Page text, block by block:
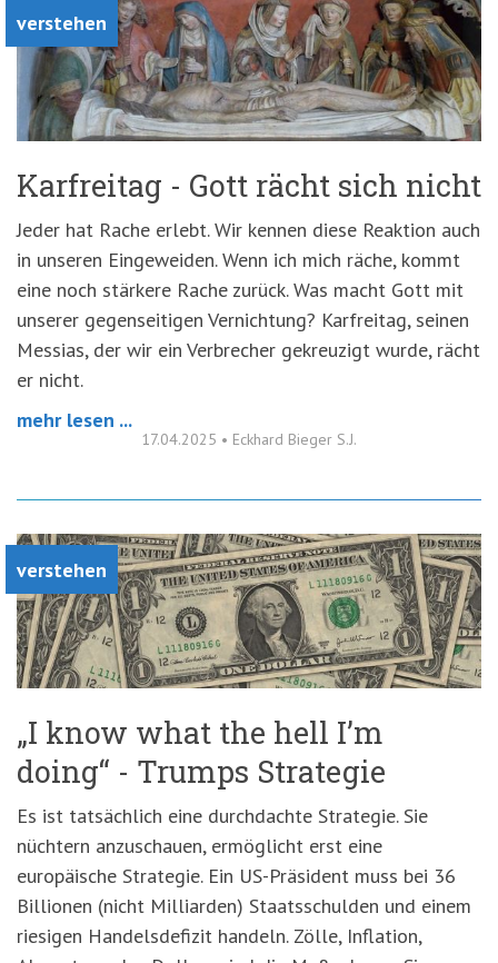
verstehen
Karfreitag - Gott rächt sich nicht
Jeder hat Rache erlebt. Wir kennen diese Reaktion auch
in unseren Eingeweiden. Wenn ich mich räche, kommt
eine noch stärkere Rache zurück. Was macht Gott mit
unserer gegenseitigen Vernichtung? Karfreitag, seinen
Messias, der wir ein Verbrecher gekreuzigt wurde, rächt
er nicht.
mehr lesen ...
17.04.2025 • Eckhard Bieger S.J.
verstehen
„I know what the hell I’m
doing“ - Trumps Strategie
Es ist tatsächlich eine durchdachte Strategie. Sie
nüchtern anzuschauen, ermöglicht erst eine
europäische Strategie. Ein US-Präsident muss bei 36
Billionen (nicht Milliarden) Staatsschulden und einem
riesigen Handelsdefizit handeln. Zölle, Inflation,